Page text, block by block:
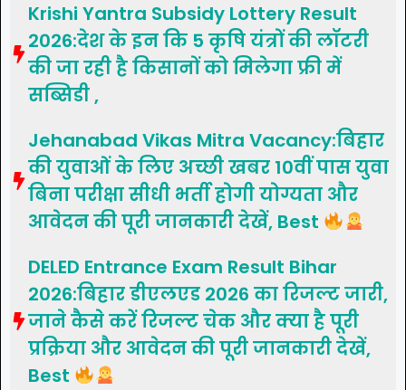
Krishi Yantra Subsidy Lottery Result
2026:देश के इन कि 5 कृषि यंत्रों की लॉटरी
की जा रही है किसानों को मिलेगा फ्री में
सब्सिडी ,
Jehanabad Vikas Mitra Vacancy:बिहार
की युवाओं के लिए अच्छी खबर 10वीं पास युवा
बिना परीक्षा सीधी भर्ती होगी योग्यता और
आवेदन की पूरी जानकारी देखें, Best
DELED Entrance Exam Result Bihar
2026:बिहार डीएलएड 2026 का रिजल्ट जारी,
जाने कैसे करें रिजल्ट चेक और क्या है पूरी
प्रक्रिया और आवेदन की पूरी जानकारी देखें,
Best